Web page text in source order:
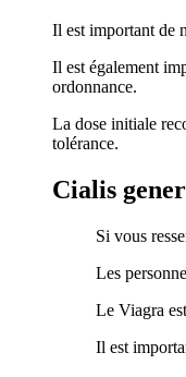
Il est important de
Il est également
ordonnance.
La dose initiale
tolérance.
Cialis
Si vous
Les
Le Viagra
Il est